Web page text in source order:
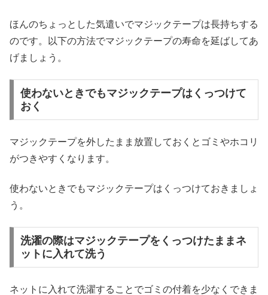
ほんのちょっとした気遣いでマジックテープは長持ちする
のです。以下の方法でマジックテープの寿命を延ばしてあ
げましょう。
使わないときでもマジックテープはくっつけて
おく
マジックテープを外したまま放置しておくとゴミやホコリ
がつきやすくなります。
使わないときでもマジックテープはくっつけておきましょ
う。
洗濯の際はマジックテープをくっつけたままネ
ットに入れて洗う
ネットに入れて洗濯することでゴミの付着を少なくできま